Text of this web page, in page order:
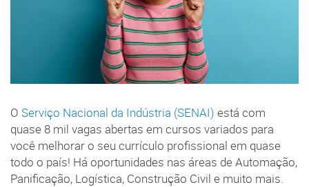
O Serviço Nacional da Indústria (SENAI) está com
quase 8 mil vagas abertas em cursos variados para
você melhorar o seu currículo profissional em quase
todo o país! Há oportunidades nas áreas de Automação,
Panificação, Logística, Construção Civil e muito mais.